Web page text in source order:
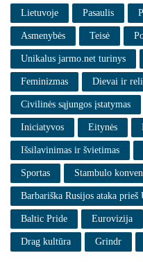
Lietuvoje Pasaulis
Asmenybės Teisė
Unikalus jarmo.net turinys
Feminizmas Dievai ir
Civilinės sąjungos įstatymas
Iniciatyvos Eitynės
Išsilavinimas ir švietimas
Sportas Stambulo
Barbariška Rusijos ataka prieš
Baltic Pride Eurovizija
Drag kultūra Grindr